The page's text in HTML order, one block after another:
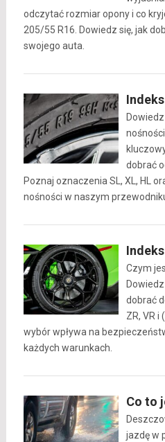
odczytać rozmiar opony i co
205/55 R16. Dowiedz się, jak
swojego auta.
dobrać
Poznaj oznaczenia SL, XL, HL
nośności w naszym
Czym
dobrać
ZR, VR i
wybór wpływa na
każdych warunkach.
Co to
jazdę w